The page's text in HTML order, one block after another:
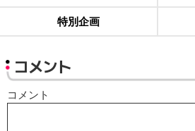
特別企画
コメント
コメント